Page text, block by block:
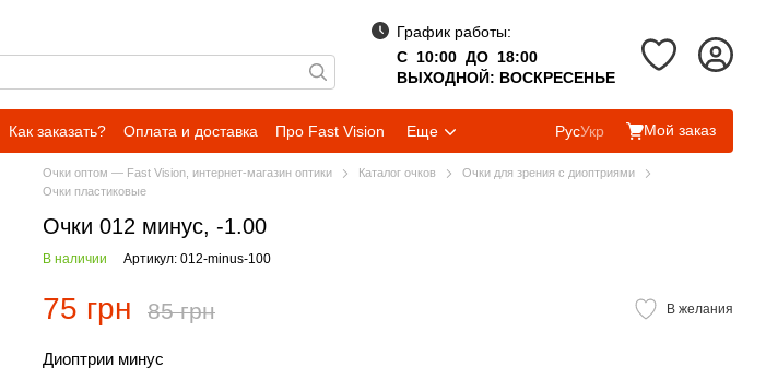
График работы:
С 10:00 ДО 18:00
ВЫХОДНОЙ: ВОСКРЕСЕНЬЕ
Как заказать? Оплата и доставка Про Fast Vision Еще РусУкр Мой заказ
Очки оптом — Fast Vision, интернет-магазин оптики Каталог очков
Очки для зрения с диоптриями
Очки пластиковые
Очки 012 минус, -1.00
В наличии Артикул: 012-minus-100
75 грн 85 грн В желания
Диоптрии минус